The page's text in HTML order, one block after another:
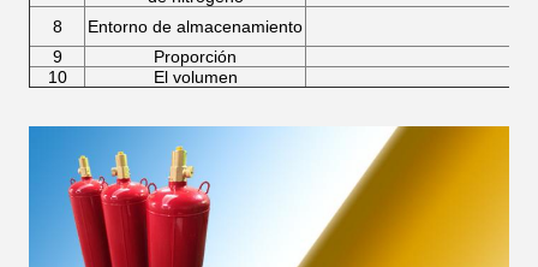
8
Entorno de almacenamiento
9
Proporción
10
El volumen